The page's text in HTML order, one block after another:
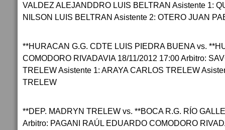
VALDEZ ALEJANDDRO LUIS BELTRAN Asistente 1:
NILSON LUIS BELTRAN Asistente 2: OTERO JUAN
**HURACAN G.G. CDTE LUIS PIEDRA BUENA vs.
COMODORO RIVADAVIA 18/11/2012 17:00 Arbitro:
TRELEW Asistente 1: ARAYA CARLOS TRELEW
TRELEW
**DEP. MADRYN TRELEW vs. **BOCA R.G. RÍO
Arbitro: PAGANI RAÚL EDUARDO COMODORO